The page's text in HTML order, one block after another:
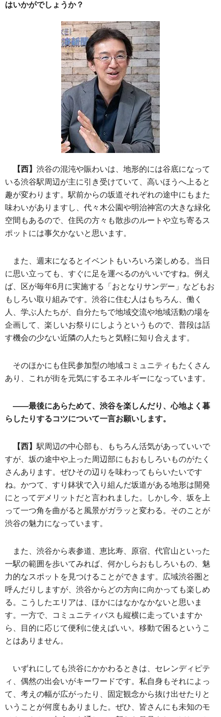
はいかがでしょうか？
【西】 渋谷の混沌や賑わいは、地形的には谷底になって
いる渋谷駅周辺が主に引き受けていて、高いほうへ上ると
趣が変わります。駅前からの坂道それぞれの途中にもまた
味わいがありますし、代々木公園や明治神宮の大きな緑化
空間もあるので、住民の方々も散歩のルートや立ち寄るス
ポットには事欠かないと思います。
また、週末になるとイベントもいろいろ楽しめる。当日
に思い立っても、すぐに足を運べるのがいいですね。例え
ば、区が毎年6月に実施する「おとなりサンデー」などもお
もしろい取り組みです。渋谷に住む人はもちろん、働く
人、学ぶ人たちが、自分たちで地域交流や地域活動の場を
企画して、楽しいお祭りにしようというもので、普段は話
す機会の少ない近隣の人たちと気軽に知り合えます。
そのほかにも住民参加型の地域コミュニティもたくさん
あり、これが街を元気にするエネルギーになっています。
――最後にあらためて、渋谷を楽しんだり、心地よく暮
らしたりするコツについて一言お願いします。
【西】 駅周辺の中心部も、もちろん活気があっていいで
すが、坂の途中や上った周辺部にもおもしろいものがたく
さんあります。ぜひその辺りを味わってもらいたいです
ね。かつて、すり鉢状で入り組んだ坂道がある地形は開発
にとってデメリットだと言われました。しかし今、坂を上
って一つ角を曲がると風景がガラッと変わる。そのことが
渋谷の魅力になっています。
また、渋谷から表参道、恵比寿、原宿、代官山といった
一駅の範囲を歩いてみれば、何かしらおもしろいもの、魅
力的なスポットを見つけることができます。広域渋谷圏と
呼んだりしますが、渋谷からどの方向に向かっても楽しめ
る。こうしたエリアは、ほかにはなかなかないと思いま
す。一方で、コミュニティバスも縦横に走っていますか
ら、目的に応じて便利に使えばいい。移動で困るというこ
とはありません。
いずれにしても渋谷にかかわるときは、セレンディピテ
ィ、偶然の出会いがキーワードです。私自身もそれによっ
て、考えの幅が広がったり、固定観念から抜け出せたりと
いうことが何度もありました。ぜひ、皆さんにも未知のモ